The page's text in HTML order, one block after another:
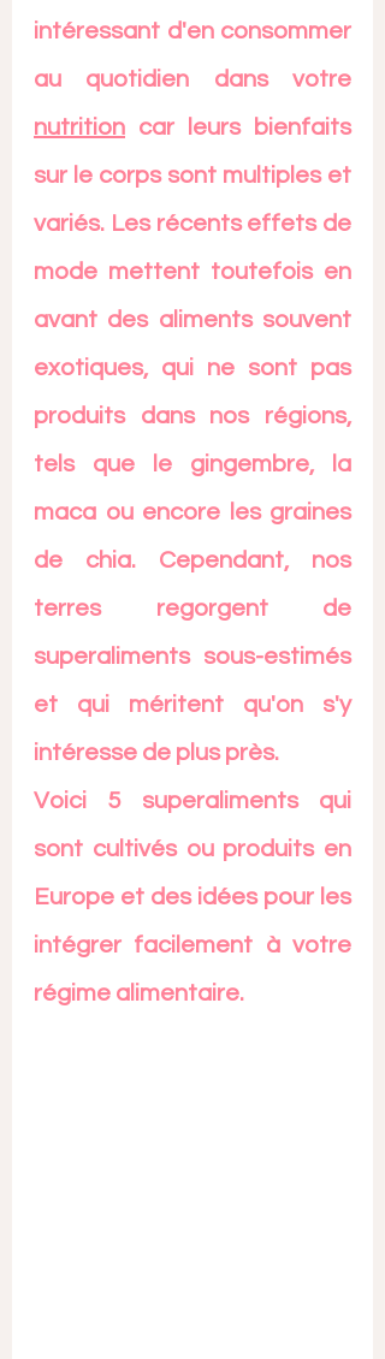
intéressant d'en consommer
nutrition car leurs bienfaits
sur le corps sont multiples et
variés. Les récents effets de
mode mettent toutefois en
avant des aliments souvent
exotiques, qui ne sont pas
produits dans nos régions,
tels que le gingembre, la
maca ou encore les graines
de chia. Cependant, nos
terres regorgent de
superaliments sous-estimés
et qui méritent qu'on s'y
intéresse de plus près.
Voici 5 superaliments qui
sont cultivés ou produits en
Europe et des idées pour les
intégrer facilement à votre
régime alimentaire.